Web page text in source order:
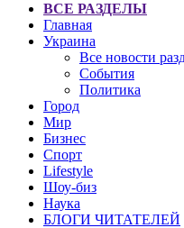
ВСЕ РАЗДЕЛЫ
Главная
Украина
Все новости
События
Политика
Город
Мир
Бизнес
Спорт
Lifestyle
Шоу-биз
Наука
БЛОГИ ЧИТАТЕЛЕЙ